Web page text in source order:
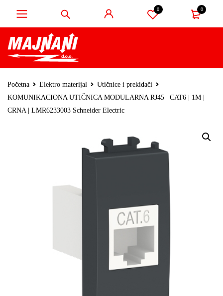
0 0
Početna Elektro materijal
Utičnice i prekidači
KOMUNIKACIONA UTIČNICA MODULARNA RJ45 | CAT6 | 1M |
CRNA | LMR6233003 Schneider Electric